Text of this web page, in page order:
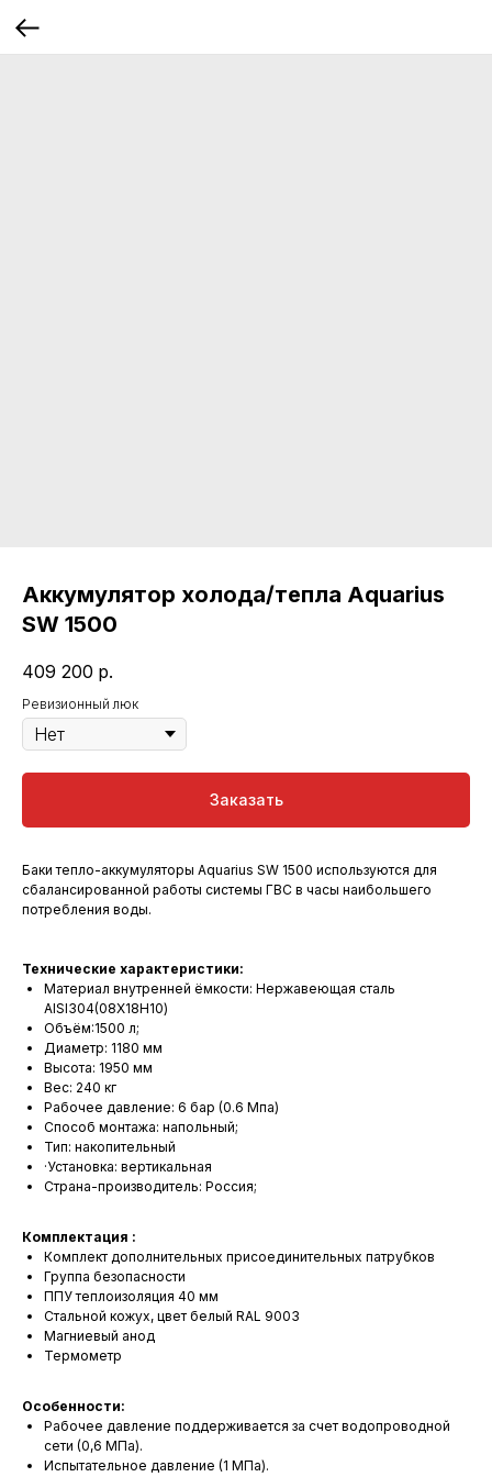
Аккумулятор холода/тепла Aquarius
SW 1500
409 200 р.
Ревизионный люк
Заказать
Баки тепло-аккумуляторы Aquarius SW 1500 используются для
сбалансированной работы системы ГВС в часы наибольшего
потребления воды.
Технические характеристики:
Материал внутренней ёмкости: Нержавеющая сталь
AISI304(08Х18Н10)
Объём:1500 л;
Диаметр: 1180 мм
Высота: 1950 мм
Вес: 240 кг
Рабочее давление: 6 бар (0.6 Мпа)
Способ монтажа: напольный;
Тип: накопительный
·Установка: вертикальная
Страна-производитель: Россия;
Комплектация :
Комплект дополнительных присоединительных патрубков
Группа безопасности
ППУ теплоизоляция 40 мм
Стальной кожух, цвет белый RAL 9003
Магниевый анод
Термометр
Особенности:
Рабочее давление поддерживается за счет водопроводной
сети (0,6 МПа).
Испытательное давление (1 МПа).